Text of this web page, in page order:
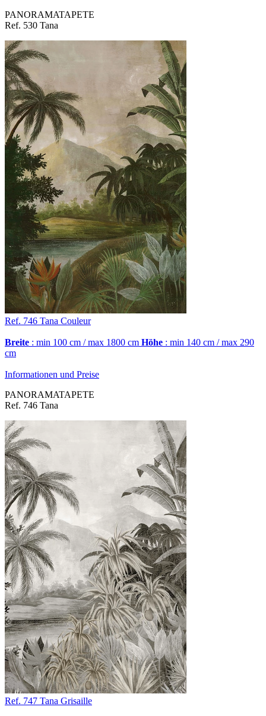
PANORAMATAPETE
Ref. 530 Tana
Ref. 746 Tana Couleur
Breite : min 100 cm / max 1800 cm Höhe : min 140 cm / max 290
cm
Informationen und Preise
PANORAMATAPETE
Ref. 746 Tana
Ref. 747 Tana Grisaille